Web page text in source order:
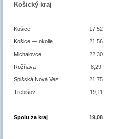
Košický kraj
Košice 17,52
Košice — okolie 21,56
Michalovce 22,30
Rožňava 8,29
Spišská Nová Ves 21,75
Trebišov 19,11
Spolu za kraj 19,08